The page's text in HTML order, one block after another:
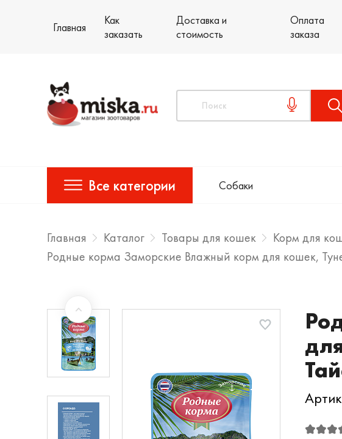
Главная
Как
заказать
Доставка и
стоимость
Оплата
заказа
Все категории Собаки
Главная Каталог Товары для кошек Корм для
Родные корма Заморские Влажный корм для кошек,